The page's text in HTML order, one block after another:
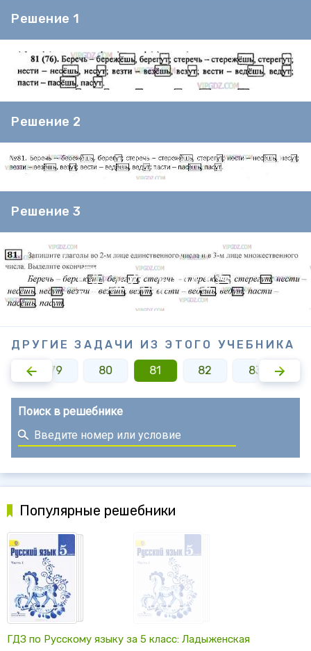
Решение 1
Решение 2
Решение 3
ДРУГИЕ ЗАДАЧИ ИЗ ЭТОГО УЧЕБНИКА
79 80 81 82 83
Поиск в решебнике
Популярные решебники
ГДЗ по Русскому языку за 5 класс: Ладыженская